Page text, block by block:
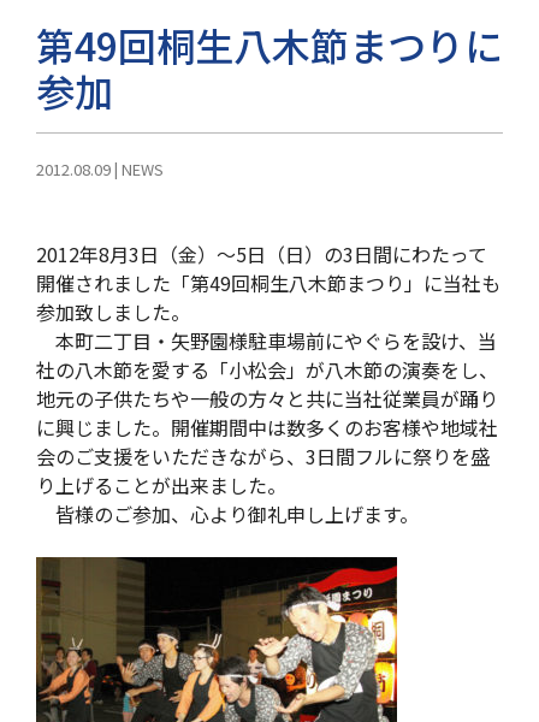
第49回桐生八木節まつりに
参加
2012.08.09| NEWS
2012年8月3日（金）～5日（日）の3日間にわたって
開催されました「第49回桐生八木節まつり」に当社も
参加致しました。
本町二丁目・矢野園様駐車場前にやぐらを設け、当
社の八木節を愛する「小松会」が八木節の演奏をし、
地元の子供たちや一般の方々と共に当社従業員が踊り
に興じました。開催期間中は数多くのお客様や地域社
会のご支援をいただきながら、3日間フルに祭りを盛
り上げることが出来ました。
皆様のご参加、心より御礼申し上げます。